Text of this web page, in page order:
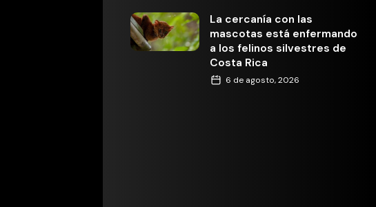
La cercanía con las
mascotas está enfermando
a los felinos silvestres de
Costa Rica
6 de agosto, 2026